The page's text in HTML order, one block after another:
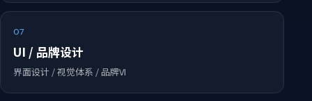
07
UI / 品牌设计
界面设计 / 视觉体系 / 品牌VI